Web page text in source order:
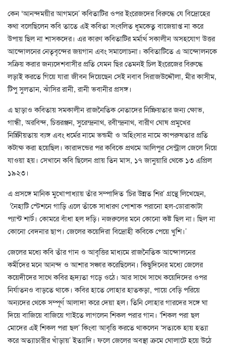
কেন ‘আনন্দময়ীর আগমনে’ কবিতাটির ওপর ইংরেজদের বিরুদ্ধে যে বিদ্রোহের
কথা বলেছিলেন কবি তাতে এই কবিতা সংবলিত ধূমকেতু বাজেয়াপ্ত না করে
উপায় ছিল না শাসকদের। এর কারণ কবিতাটির মর্মার্থ সকালীন অসহযোগ উত্তর
আন্দোলনের নেতৃবৃন্দের জয়গান এবং সমালোচনা। কবিতাটিতে এ আন্দোলনকে
সক্রিয় করার জন্যদেশবাসীর প্রতি যেমন ছির তেমনই চিল ইংরেজের বিরুদ্ধে
লড়াই করতে গিয়ে যারা জীবন দিয়েছেন সেই নবাব সিরাজউদ্দৌলা, মীর কাসীম,
টিপু সুলতান, ঝাঁসির রানী, রানী ভবানীর প্রসঙ্গ।
এ ছাড়াও কবিতায় সমকালীন রাজনৈতিক নেতাদের নিষ্ক্রিয়তার জন্য ক্ষোভ,
গান্ধী, অরবিন্দ, চিত্তরঞ্জন, সুরেন্দ্রনাথ, রবীন্দ্রনাথ, বারীণ ঘোষ প্রমুখের
নিষ্ক্রিীয়তায় ব্যঙ্গ এবং ধর্মের নামে ভন্ডমী ও অহিংসার নামে কাপরুষতার প্রতি
কটাক্ষ করা হয়েছিল। কারাদন্ডের পর কবিকে প্রথমে আলিপুর সেন্ট্রাল জেলে নিয়ে
যাওয়া হয়। সেখানে কবি ছিলেন প্রায় তিন মাস, ১৭ জানুয়ারি থেকে ১৩ এপ্রিল
১৯২৩।
এ প্রসঙ্গে মানিক মুখোপাধ্যায় তাঁর সম্পাদিত ‘চির উন্নত শির’ গ্রন্থে লিখেছেন,
‘নৈহাটি স্টেশনে গাড়ি এলে তাঁকে সাধারণ পোশাক পরানো হল-ডোরাকাটা
প্যান্ট শার্ট। কোমরে বাঁধা হল দড়ি। নজরুলের মনে কোনো কষ্ট ছিল না। ছিল না
কোনো বেদনার ছাপ। জেলের কয়েদিরা বিদ্রোহী কবিকে পেয়ে খুশি।’
জেলের মধ্যে কবি তাঁর গান ও আবৃত্তির মাধ্যমে রাজনৈতিক আন্দোলনের
কর্মীদের মনে আনন্দ ও আশার সঞ্চার করেছিলেন। কিছুদিনের মধ্যে জেলের
কয়েদীদের সাথে কবির হৃদ্যতা গড়ে ওঠে। আর সাথে সাথে কয়েদিদের ওপর
নির্যাতনও বাড়তে থাকে। কবির হাতে লোহার হাতকড়া, পায়ে বেড়ি পরিয়ে
অন্যদের থেকে সম্পূর্ণ আলাদা করে দেয়া হল। তিনি লোহার গারদের সঙ্গে ঘা
দিয়ে বাজিয়ে বাজিয়ে গাইতে লাগলেন শিকল পরার গান। ‘শিকল পরা ছল
মোদের এই শিকল পরা ছল’ কিংবা আবৃত্তি করতে থাকলেন ‘সত্যকে হায় হত্যা
করে অত্যাচারীর খাঁড়ায়’ ইত্যাদি। ফলে জেলের অবস্থা ক্রমে ঘোলাটে হয়ে উঠে